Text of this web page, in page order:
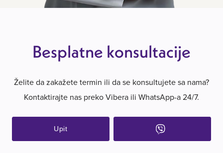
Besplatne konsultacije
Želite da zakažete termin ili da se konsultujete sa nama?
Kontaktirajte nas preko Vibera ili WhatsApp-a 24/7.
Upit